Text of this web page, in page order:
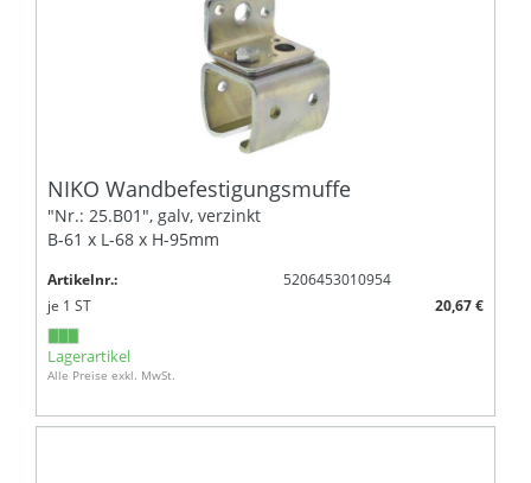
NIKO Wandbefestigungsmuffe
"Nr.: 25.B01", galv, verzinkt
B-61 x L-68 x H-95mm
Artikelnr.:
5206453010954
je 1 ST 20,67 €
Lagerartikel
Alle Preise exkl. MwSt.